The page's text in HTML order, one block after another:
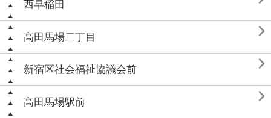
西早稲田
高田馬場二丁目 
新宿区社会福祉協議会前 
高田馬場駅前 